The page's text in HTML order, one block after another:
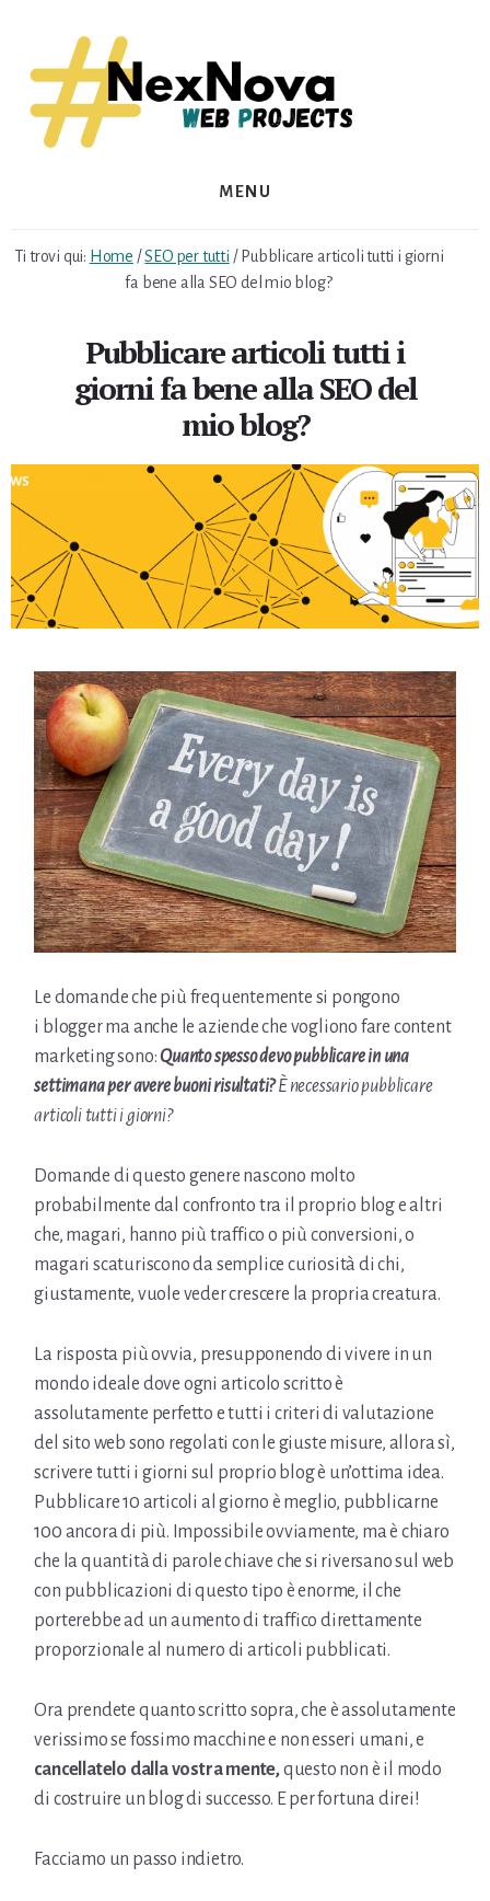
content
footer
MENU
Ti trovi qui: Home /SEO per tutti /Pubblicare articoli tutti i giorni
fa bene alla SEO del mio blog?
Pubblicare articoli tutti i
giorni fa bene alla SEO del
mio blog?
Le domande che più frequentemente si pongono
i blogger ma anche le aziende che vogliono fare content
marketing sono:Quanto spesso devo pubblicare in una
settimana per avere buoni risultati?È necessario pubblicare
articoli tutti i giorni?
Domande di questo genere nascono molto
probabilmente dal confronto tra il proprio blog e altri
che, magari, hanno più traffico o più conversioni, o
magari scaturiscono da semplice curiosità di chi,
giustamente, vuole veder crescere la propria creatura.
La risposta più ovvia, presupponendo di vivere in un
mondo ideale dove ogni articolo scritto è
assolutamente perfetto e tutti i criteri di valutazione
del sito web sono regolati con le giuste misure, allora sì,
scrivere tutti i giorni sul proprio blog è un’ottima idea.
Pubblicare 10 articoli al giorno è meglio, pubblicarne
100 ancora di più. Impossibile ovviamente, ma è chiaro
che la quantità di parole chiave che si riversano sul web
con pubblicazioni di questo tipo è enorme, il che
porterebbe ad un aumento di traffico direttamente
proporzionale al numero di articoli pubblicati.
Ora prendete quanto scritto sopra, che è assolutamente
verissimo se fossimo macchine e non esseri umani, e
cancellatelo dalla vostra mente,questo non è il modo
di costruire un blog di successo. E per fortuna direi!
Facciamo un passo indietro.